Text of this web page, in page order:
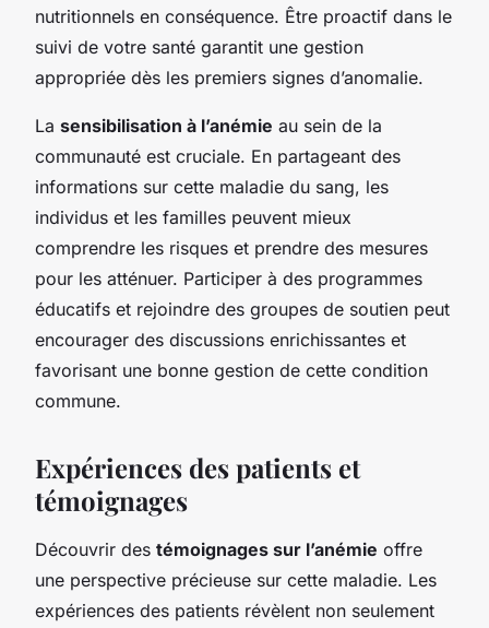
nutritionnels en conséquence. Être proactif dans le
suivi de votre santé garantit une gestion
appropriée dès les premiers signes d’anomalie.
La sensibilisation à l’anémie au sein de la
communauté est cruciale. En partageant des
informations sur cette maladie du sang, les
individus et les familles peuvent mieux
comprendre les risques et prendre des mesures
pour les atténuer. Participer à des programmes
éducatifs et rejoindre des groupes de soutien peut
encourager des discussions enrichissantes et
favorisant une bonne gestion de cette condition
commune.
Expériences des patients et
témoignages
Découvrir des témoignages sur l’anémie offre
une perspective précieuse sur cette maladie. Les
expériences des patients révèlent non seulement